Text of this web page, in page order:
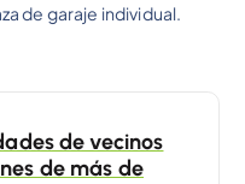
de garaje individual.
de vecinos
de más de